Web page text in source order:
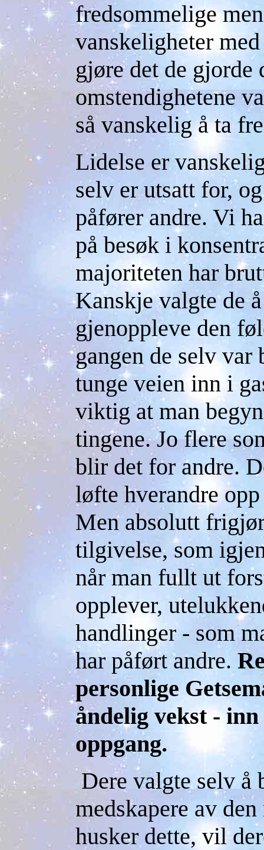
fredsommelige
vanskeligheter
gjøre det de gjorde
omstendighetene
så vanskelig å ta
Lidelse er
selv er utsatt for,
påfører andre. Vi
på besøk i
majoriteten har
Kanskje valgte de
gjenoppleve den
gangen de selv
tunge veien inn i
viktig at man
tingene. Jo flere
blir det for andre.
løfte hverandre
Men absolutt
tilgivelse, som
når man fullt ut
opplever,
handlinger - som
har påført andre.
personlige
åndelig vekst -
oppgang.
Dere valgte selv
medskapere av
husker dette, vil